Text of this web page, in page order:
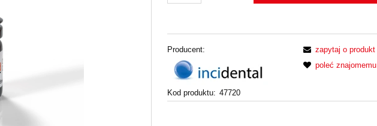
Producent:
Kod produktu: 47720
zapytaj o produkt
poleć znajomemu